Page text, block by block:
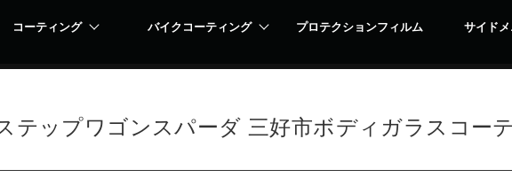
コーティング バイクコーティング プロテクションフィルム サイド
テップワゴンスパーダ 三好市ボディガラスコー